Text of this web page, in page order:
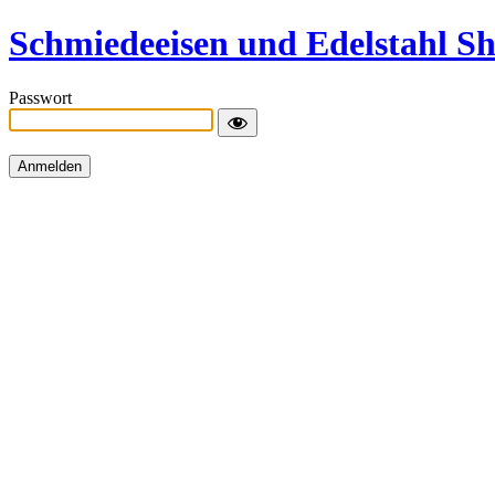
Schmiedeeisen und Edelstahl
Passwort